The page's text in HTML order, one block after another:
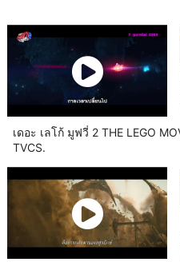
เดอะ เลโก้ มูฟวี่ 2 THE LEGO
TVCS.